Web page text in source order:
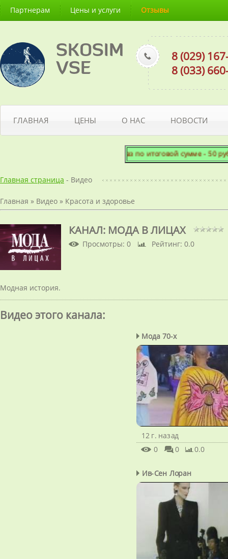
Партнерам Цены и услуги Отзывы
SKOSIM
VSE
8 (029)
8 (033)
ГЛАВНАЯ ЦЕНЫ О НАС НОВОСТИ
Минимальный заказ по итоговой сумме - 50
Главная страница - Видео
Главная » Видео » Красота и здоровье
КАНАЛ: МОДА В ЛИЦАХ
Просмотры: 0 Рейтинг: 0.0
Модная история.
Видео этого канала:
Мода 70-х
12 г. назад
0
0 0.0
Ив-Сен Лоран